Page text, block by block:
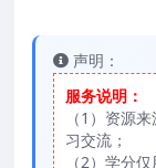
声明：
服务说明：
（1）资源
习交流；
（2）学分